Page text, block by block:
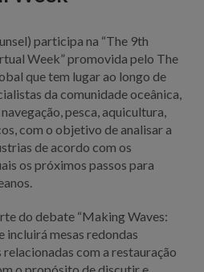
participa na “The 9th
Week” promovida pelo The
que tem lugar ao longo de
da comunidade oceânica,
pesca, aquicultura,
com o objetivo de analisar a
de acordo com os
os próximos passos para
do debate “Making Waves:
incluirá mesas redondas
com a restauração